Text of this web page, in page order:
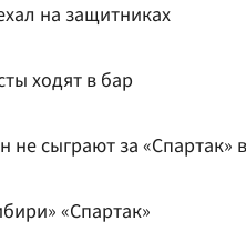
на защитниках
ходят в бар
сыграют за «Спартак»
«Спартак»